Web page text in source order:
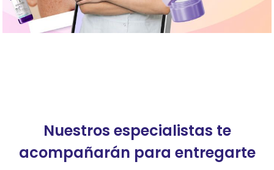
Nuestros especialistas te
acompañarán para entregarte